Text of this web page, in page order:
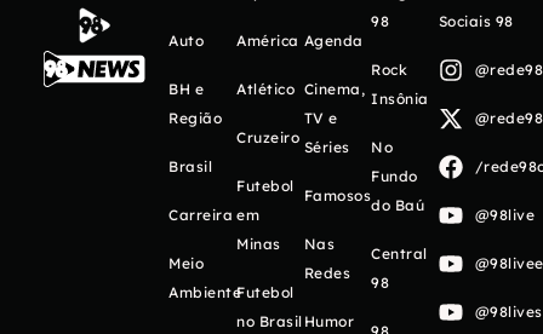
Auto
BH e
Região
Brasil
Carreira
Meio
Ambiente
América
Atlético
Cruzeiro
Futebol
em
Minas
Futebol
no Brasil
Agenda
Cinema,
TV e
Séries
Famosos
Nas
Redes
Humor
98
Rock
Insônia
No
Fundo
do Baú
Central
98
Sociais 98
/
@98live